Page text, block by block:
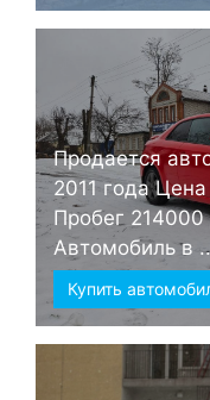
Продается
2011 года
Пробег
Автомобиль в
Купить